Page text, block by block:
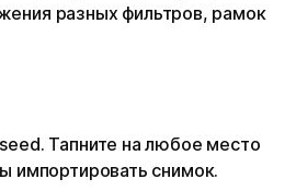
разных фильтров, рамок
Тапните на любое место
импортировать снимок.